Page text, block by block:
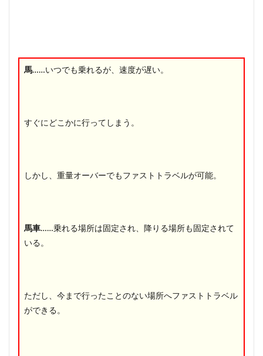
馬……いつでも乗れるが、速度が遅い。
すぐにどこかに行ってしまう。
しかし、重量オーバーでもファストトラベルが可能。
馬車……乗れる場所は固定され、降りる場所も固定されて
いる。
ただし、今まで行ったことのない場所へファストトラベル
ができる。